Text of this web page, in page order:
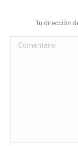
Tu dirección
Comentario